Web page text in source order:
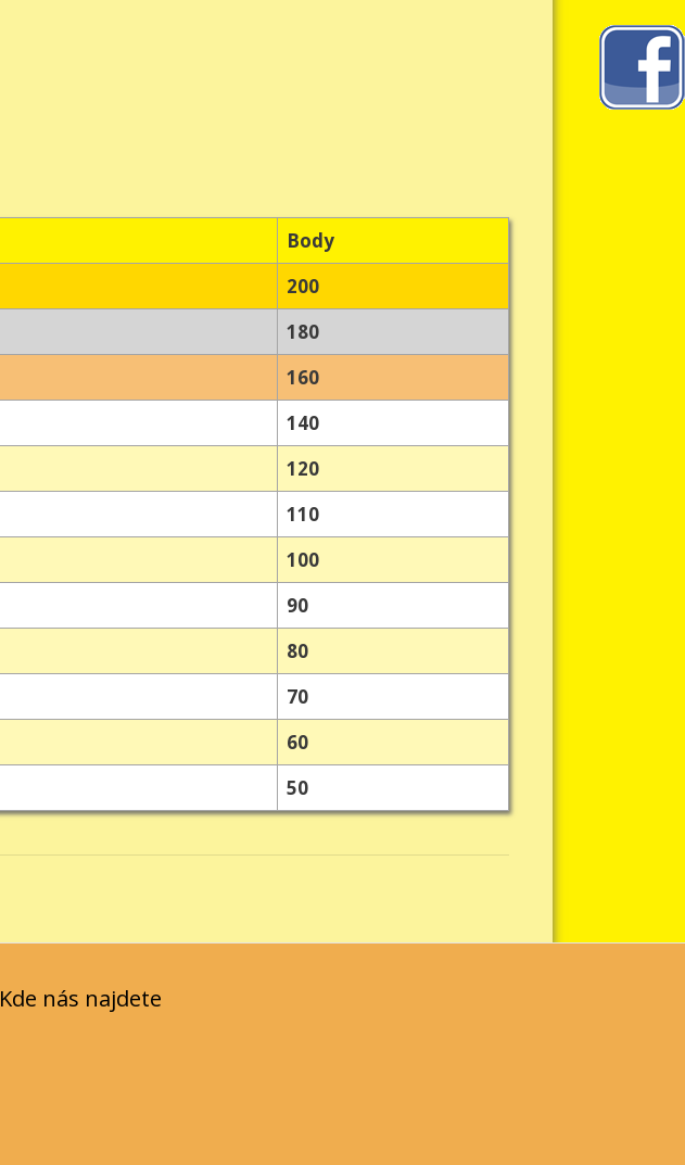
Body
200
180
160
140
120
110
100
90
80
70
60
50
Kde nás najdete